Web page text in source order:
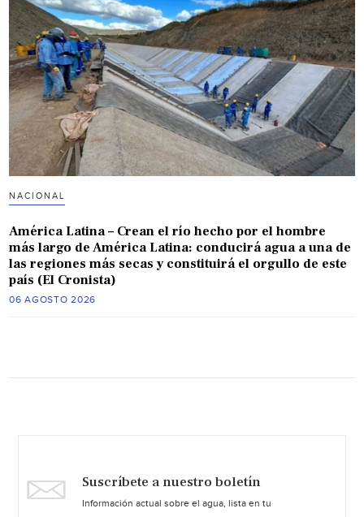
NACIONAL
América Latina – Crean el río hecho por el hombre
más largo de América Latina: conducirá agua a una de
las regiones más secas y constituirá el orgullo de este
país (El Cronista)
06 AGOSTO 2026
Suscríbete a nuestro boletín
Información actual sobre el agua, lista en tu